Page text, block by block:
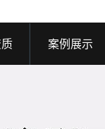
案例展示